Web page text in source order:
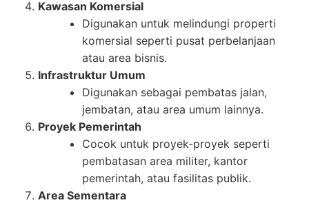
Kawasan Komersial
Digunakan untuk melindungi properti
komersial seperti pusat perbelanjaan
atau area bisnis.
Infrastruktur Umum
Digunakan sebagai pembatas jalan,
jembatan, atau area umum lainnya.
Proyek Pemerintah
Cocok untuk proyek-proyek seperti
pembatasan area militer, kantor
pemerintah, atau fasilitas publik.
Area Sementara